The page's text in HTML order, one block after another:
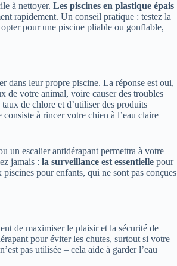
à nettoyer. Les piscines en plastique épais
rapidement. Un conseil pratique : testez la
pour une piscine pliable ou gonflable,
dans leur propre piscine. La réponse est oui,
de votre animal, voire causer des troubles
de chlore et d’utiliser des produits
à rincer votre chien à l’eau claire
un escalier antidérapant permettra à votre
jamais : la surveillance est essentielle pour
pour enfants, qui ne sont pas conçues
de maximiser le plaisir et la sécurité de
pour éviter les chutes, surtout si votre
pas utilisée – cela aide à garder l’eau